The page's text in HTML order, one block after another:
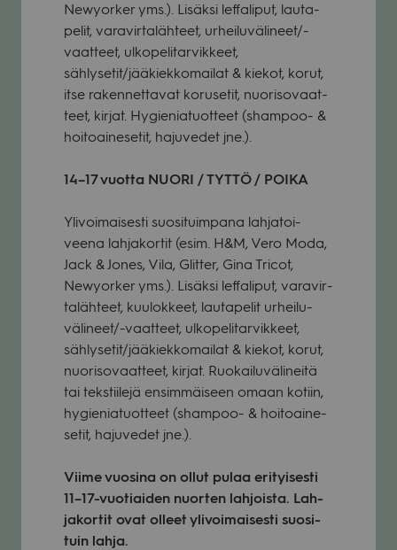
Newy­or­ker yms.). Lisäksi lef­fa­li­put, lau­ta­
pe­lit, vara­vir­ta­läh­teet, urhei­lu­vä­li­neet/-
vaat­teet, ulko­pe­li­tar­vik­keet,
sählysetit/jääkiekkomailat & kie­kot, korut,
itse raken­net­ta­vat koruse­tit, nuo­ri­so­vaat­
teet, kir­jat. Hygie­nia­tuot­teet (sham­poo- &
hoi­toai­ne­se­tit, haju­ve­det jne.).
14–17 vuotta NUORI / TYTTÖ / POIKA
Yli­voi­mai­sesti suo­si­tuim­pana lah­ja­toi­
veena lah­ja­kor­tit (esim. H&M, Vero Moda,
Jack & Jones, Vila, Glit­ter, Gina Tricot,
Newy­or­ker yms.). Lisäksi lef­fa­li­put, vara­vir­
ta­läh­teet, kuu­lok­keet, lau­ta­pe­lit urhei­lu­
vä­li­neet/-vaat­teet, ulko­pe­li­tar­vik­keet,
sählysetit/jääkiekkomailat & kie­kot, korut,
nuo­ri­so­vaat­teet, kir­jat. Ruo­kai­lu­vä­li­neitä
tai teks­tii­lejä ensim­mäi­seen omaan kotiin,
hygie­nia­tuot­teet (sham­poo- & hoi­toai­ne­
se­tit, haju­ve­det jne.).
Viime vuo­sina on ollut pulaa eri­tyi­sesti
11–17-vuotiaiden nuor­ten lah­joista. Lah­
ja­kor­tit ovat olleet yli­voi­mai­sesti suo­si­
tuin lahja.